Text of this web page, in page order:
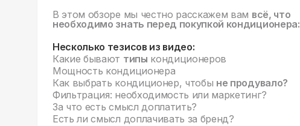
В этом обзоре мы честно расскажем вам всё, что
необходимо знать перед покупкой кондиционера:
Несколько тезисов из видео:
Какие бывают типы кондиционеров
Мощность кондиционера
Как выбрать кондиционер, чтобы не продувало?
Фильтрация: необходимость или маркетинг?
За что есть смысл доплатить?
Есть ли смысл доплачивать за бренд?